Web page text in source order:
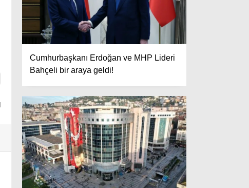
Cumhurbaşkanı Erdoğan ve MHP Lideri
Bahçeli bir araya geldi!